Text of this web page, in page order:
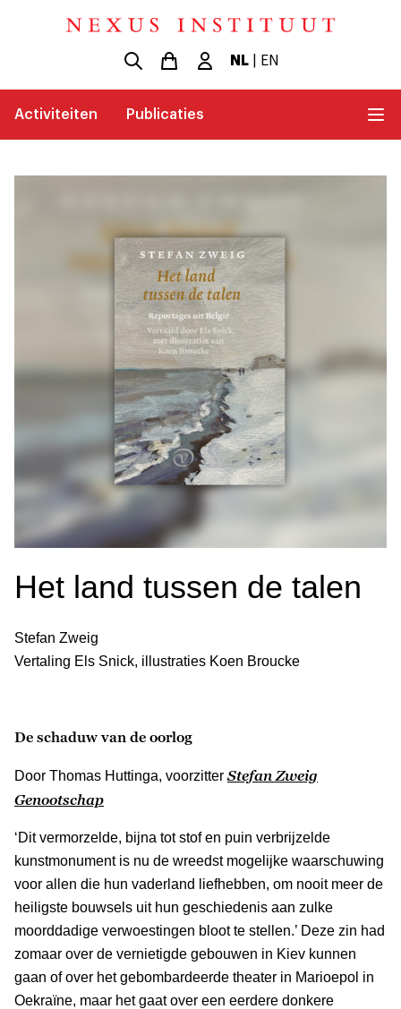
NL| EN
Activiteiten Publicaties
Het land tussen de talen
Stefan Zweig
Vertaling Els Snick, illustraties Koen Broucke
De schaduw van de oorlog
Door Thomas Huttinga, voorzitter Stefan Zweig
Genootschap
‘Dit vermorzelde, bijna tot stof en puin verbrijzelde
kunstmonument is nu de wreedst mogelijke waarschuwing
voor allen die hun vaderland liefhebben, om nooit meer de
heiligste bouwsels uit hun geschiedenis aan zulke
moorddadige verwoestingen bloot te stellen.’ Deze zin had
zomaar over de vernietigde gebouwen in Kiev kunnen
gaan of over het gebombardeerde theater in Marioepol in
Oekraïne, maar het gaat over een eerdere donkere